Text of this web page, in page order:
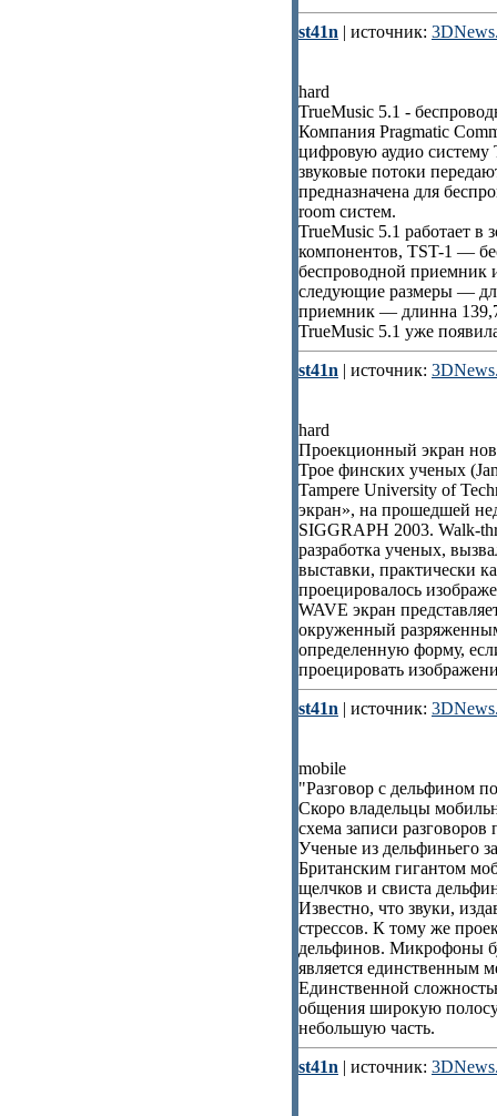
st41n | источник:
hard
TrueMusic 5.1 -
Компания Pragmatic
цифровую аудио
звуковые потоки
предназначена для
room систем.
TrueMusic 5.1 работает в
компонентов, TST-1 —
беспроводной приемник
следующие размеры —
приемник — длинна
TrueMusic 5.1 уже
st41n | источник:
hard
Проекционный экран
Трое финских ученых
Tampere University of
экран», на прошедшей
SIGGRAPH 2003. Walk-
разработка ученых,
выставки, практически
проецировалось
WAVE экран
окруженный
определенную форму,
проецировать
st41n | источник:
mobile
"Разговор с дельфином
Скоро владельцы
схема записи
Ученые из дельфиньего
Британским гигантом
щелчков и свиста
Известно, что звуки,
стрессов. К тому же
дельфинов. Микрофоны
является единственным
Единственной
общения широкую полосу
небольшую часть.
st41n | источник: